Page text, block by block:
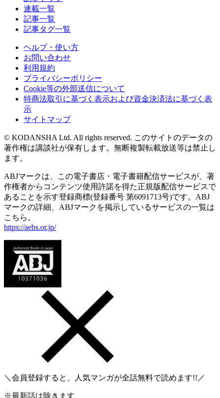
連載一覧
記事一覧
記事タグ一覧
ヘルプ・使い方
お問い合わせ
利用規約
プライバシーポリシー
Cookie等の外部送信について
特商法取引に基づく表示および資金決済法に基づく表
示
サイトマップ
© KODANSHA Ltd. All rights reserved. このサイトのデータの
著作権は講談社が保有します。無断複製転載放送等は禁止し
ます。
ABJマークは、この電子書店・電子書籍配信サービスが、著
作権者からコンテンツ使用許諾を得た正規版配信サービスで
あることを示す登録商標(登録番号 第6091713号)です。ABJ
マークの詳細、ABJマークを掲示しているサービスの一覧は
こちら。
https://aebs.or.jp/
＼会員登録すると、人気マンガが全話無料で読めます!!／
※最新話は除きます